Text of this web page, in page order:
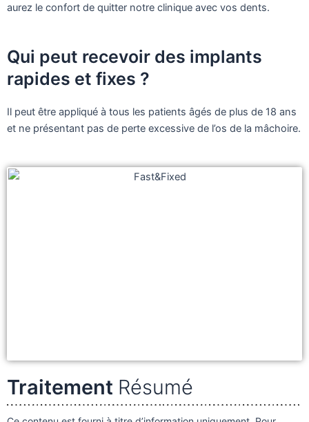
aurez le confort de quitter notre clinique avec vos dents.
Qui peut recevoir des implants
rapides et fixes ?
Il peut être appliqué à tous les patients âgés de plus de 18 ans
et ne présentant pas de perte excessive de l’os de la mâchoire.
Traitement Résumé